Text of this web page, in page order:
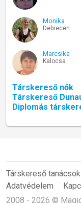
Monika
Debrecen
Marcsika
Kalocsa
Társkereső nők
Társkereső
Diplomás
Társkereső tanácsok
Adatvédelem
2008 - 2026 ©